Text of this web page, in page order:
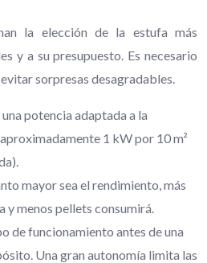
la elección de la estufa más
y a su presupuesto. Es necesario
sorpresas desagradables.
potencia adaptada a la
1 kW por 10 m²
mayor sea el rendimiento, más
y menos pellets consumirá.
de funcionamiento antes de una
Una gran autonomía limita las